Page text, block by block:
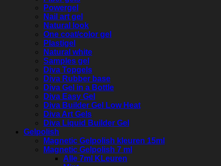
Powergel
Nail art gel
Natural look
One coat/color gel
Plastigel
Natural white
Samples gel
Diva Topgels
Diva Rubber base
Diva Gel in a Bottle
Diva Easy Gel
Diva Builder Gel Low Heat
Diva Art Gels
Diva Liquid Builder Gel
Gelpolish
Magnetic Gelpolish kleuren 15ml
Magnetic Gelpolish 7 ml
Alle 7ml KLeuren